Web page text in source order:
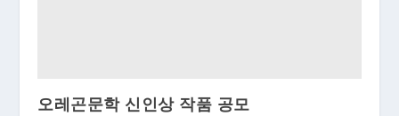
오레곤문학 신인상 작품 공모